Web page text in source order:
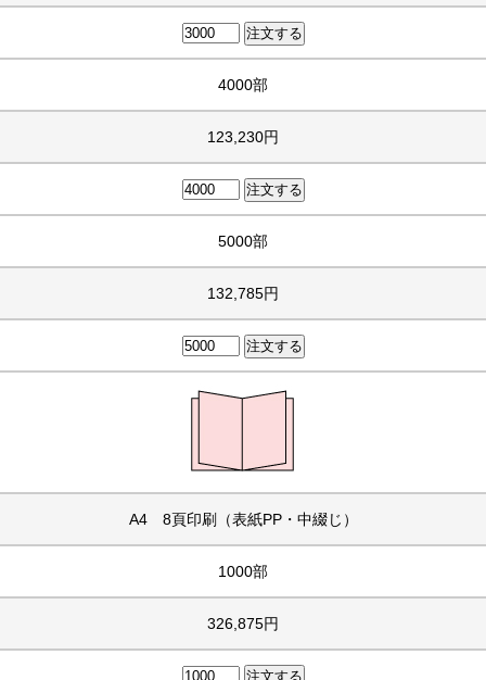
4000部
123,230円
5000部
132,785円
A4 8頁印刷（表紙PP・中綴じ）
1000部
326,875円